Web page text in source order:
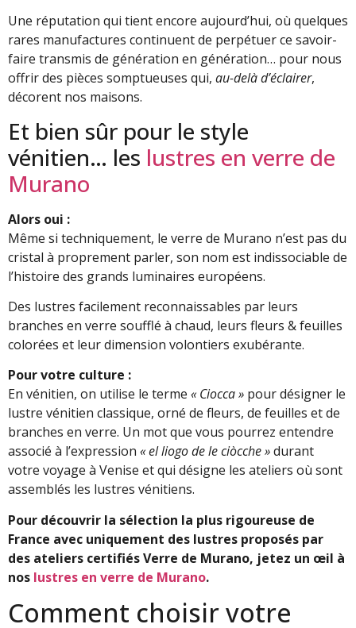
Une réputation qui tient encore aujourd’hui, où quelques
rares manufactures continuent de perpétuer ce savoir-
faire transmis de génération en génération… pour nous
offrir des pièces somptueuses qui, au-delàd’éclairer,
décorent nos maisons.
Et bien sûr pour le style
vénitien… les lustres en verre de
Murano
Alors oui :
Même si techniquement, le verre de Murano n’est pas du
cristal à proprement parler, son nom est indissociable de
l’histoire des grands luminaires européens.
Des lustres facilement reconnaissables par leurs
branches en verre soufflé à chaud, leurs fleurs & feuilles
colorées et leur dimension volontiers exubérante.
Pour votre culture :
En vénitien, on utilise le terme « Ciocca » pour désigner le
lustre vénitien classique, orné de fleurs, de feuilles et de
branches en verre. Un mot que vous pourrez entendre
associé à l’expression « el liogo de le ciòcche »durant
votre voyage à Venise et qui désigne les ateliers où sont
assemblés les lustres vénitiens.
Pour découvrir la sélection la plus rigoureuse de
France avec uniquement des lustres proposés par
des ateliers certifiés Verre de Murano, jetez un œil à
nos lustres en verre de Murano.
Comment choisir votre